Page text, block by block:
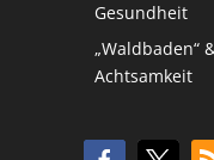
Gesundheit
„Waldbaden“
Achtsamkeit